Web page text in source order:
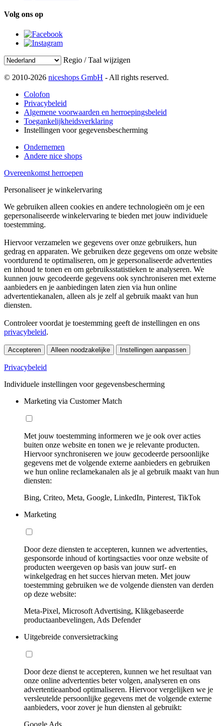
Volg ons op
Regio / Taal wijzigen
© 2010-2026 niceshops GmbH - All rights reserved.
Colofon
Privacybeleid
Algemene voorwaarden en herroepingsbeleid
Toegankelijkheidsverklaring
Instellingen voor gegevensbescherming
Ondernemen
Andere nice shops
Overeenkomst herroepen
Personaliseer je winkelervaring
We gebruiken alleen cookies en andere technologieën om je een
gepersonaliseerde winkelervaring te bieden met jouw individuele
toestemming.
Hiervoor verzamelen we gegevens over onze gebruikers, hun
gedrag en apparaten. We gebruiken deze gegevens om onze website
voortdurend te optimaliseren, om je gepersonaliseerde advertenties
en inhoud te tonen en om gebruiksstatistieken te analyseren. We
kunnen jouw gecodeerde gegevens ook synchroniseren met externe
aanbieders en je aanbiedingen laten zien via hun online
advertentiekanalen, alleen als je zelf al gebruik maakt van hun
diensten.
Controleer voordat je toestemming geeft de instellingen en ons
privacybeleid.
Accepteren Alleen noodzakelijke Instellingen aanpassen
Privacybeleid
Individuele instellingen voor gegevensbescherming
Marketing via Customer Match
Met jouw toestemming informeren we je ook over acties
buiten onze website en tonen we je relevante producten.
Hiervoor synchroniseren we jouw gecodeerde persoonlijke
gegevens met de volgende externe aanbieders en gebruiken
we hun online reclamekanalen als je al gebruik maakt van hun
diensten:
Bing, Criteo, Meta, Google, LinkedIn, Pinterest, TikTok
Marketing
Door deze diensten te accepteren, kunnen we advertenties,
gesponsorde inhoud of kortingsacties voor onze website of
producten weergeven op basis van jouw surf- en
winkelgedrag en het succes hiervan meten. Met jouw
toestemming gebruiken we de volgende diensten van derden
op deze website:
Meta-Pixel, Microsoft Advertising, Klikgebaseerde
productaanbevelingen, Ads Defender
Uitgebreide conversietracking
Door deze dienst te accepteren, kunnen we het resultaat van
onze online advertenties beter volgen, analyseren en ons
advertentieaanbod optimaliseren. Hiervoor vergelijken we je
versleutelde persoonlijke gegevens met de volgende externe
aanbieders, voor zover je hun diensten al gebruikt:
Google Ads